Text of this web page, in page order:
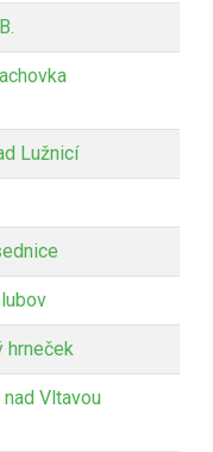
Lužnicí
hrneček
Vltavou